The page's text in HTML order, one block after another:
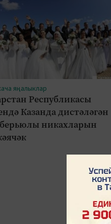
яңалыклар
Республикасы
Казанда дистәләгән
никахларын